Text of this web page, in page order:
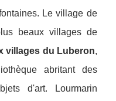
Le village de
beaux villages de
villages du Luberon,
abritant des
d'art. Lourmarin